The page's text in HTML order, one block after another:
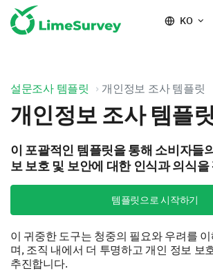
KO
설문조사 템플릿 개인정보 조사 템플릿
개인정보 조사 템플릿
이 포괄적인 템플릿을 통해 소비자들
보 보호 및 보안에 대한 인식과 의식
템플릿으로 시작하기
이 귀중한 도구는 청중의 필요와 우려를
며, 조직 내에서 더 투명하고 개인 정보 보
추진합니다.